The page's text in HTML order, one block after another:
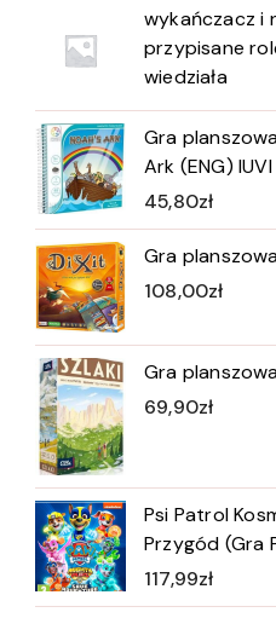
wykańczacz i
przypisane
wiedziała
Gra
Ark (ENG)
45,80zł
Gra
108,00zł
Gra
69,90zł
Psi Patrol
Przygód (Gra
117,99zł